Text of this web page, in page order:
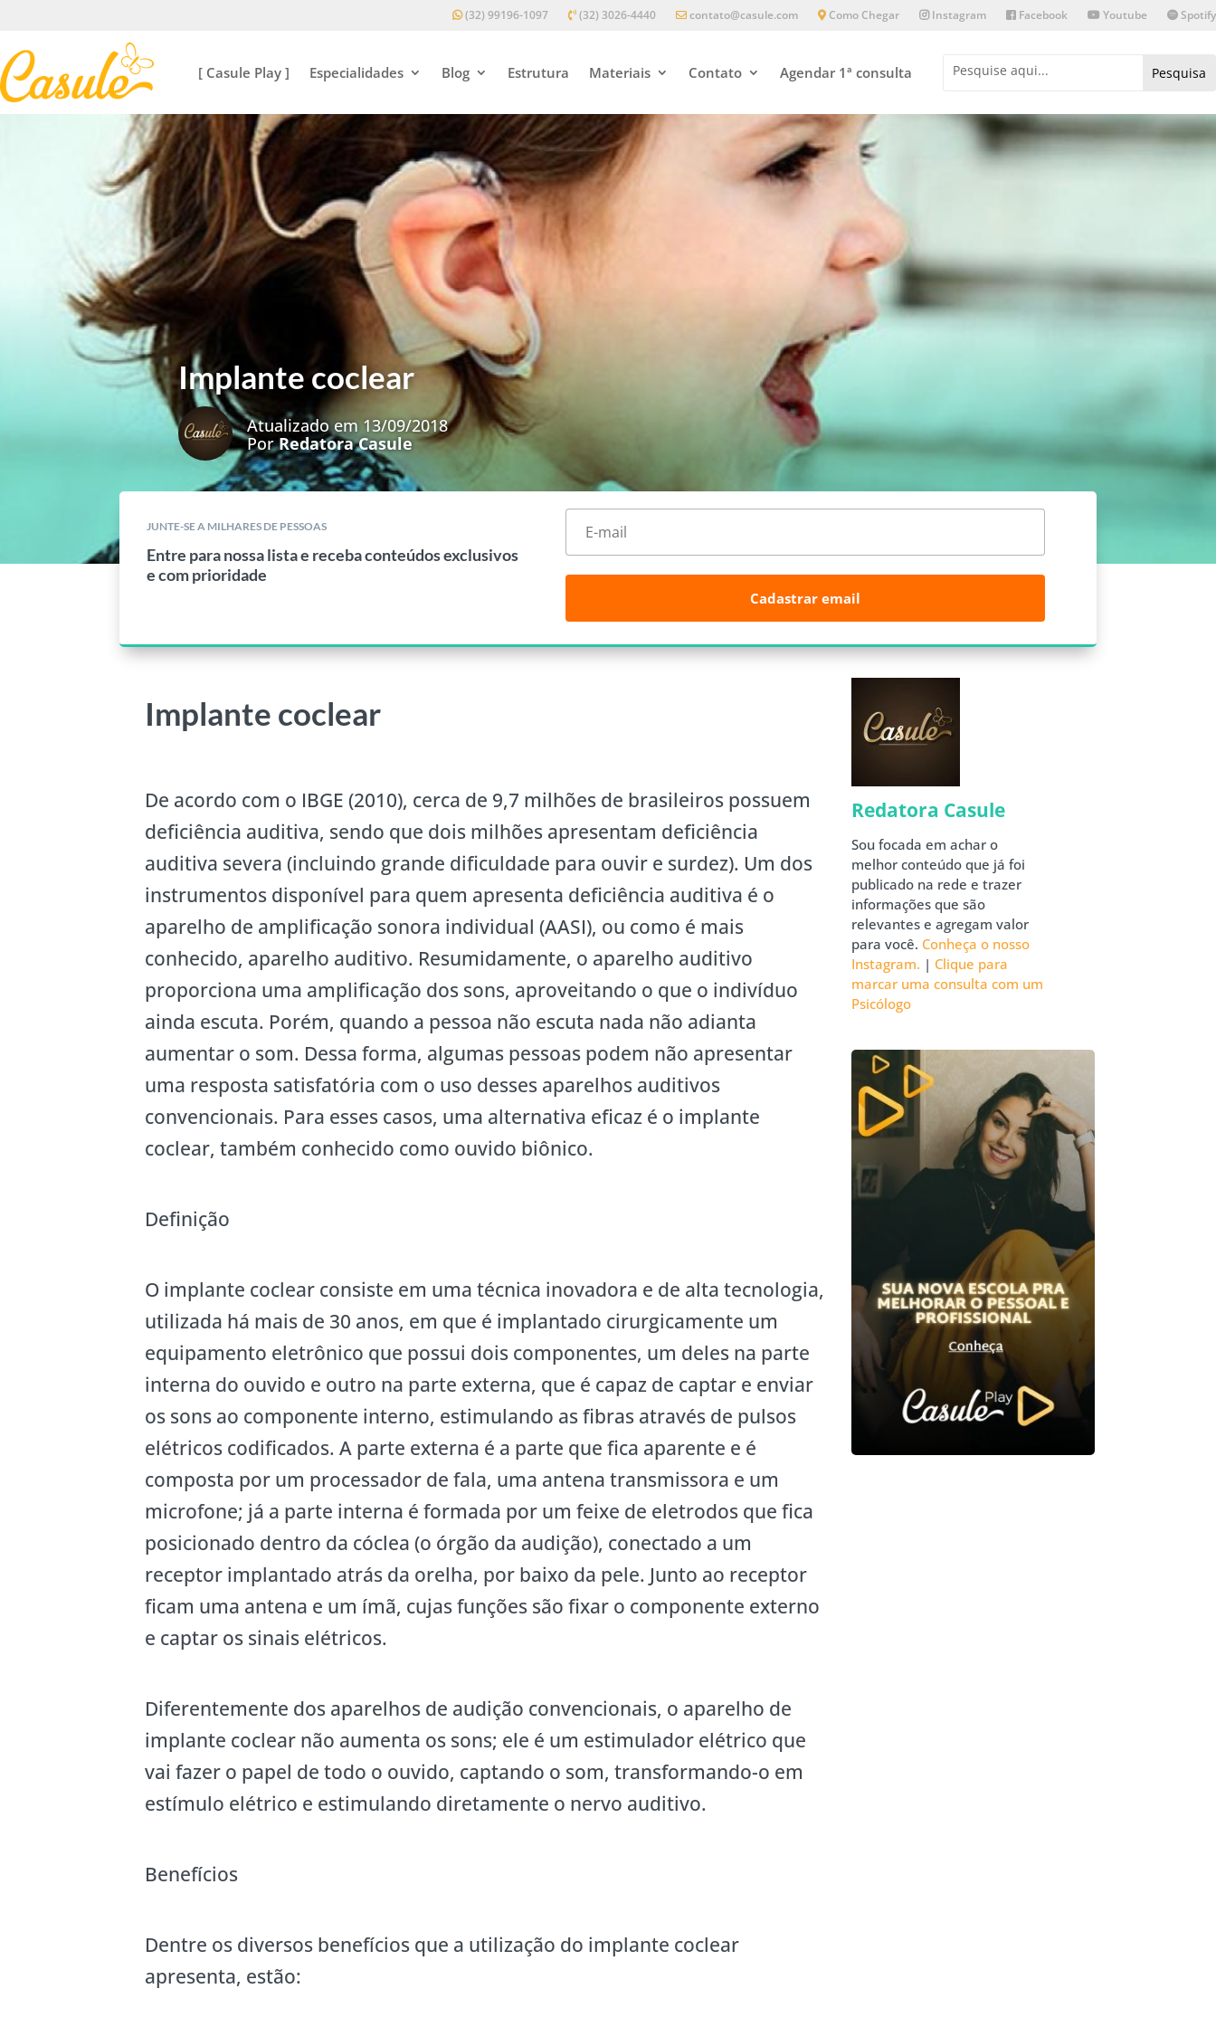
(32) 99196-1097 (32) 3026-4440 contato@casule.com Como Chegar Instagram Facebook Youtube Spotify
[ Casule Play ] Especialidades Blog Estrutura Materiais Contato Agendar 1ª consulta
Implante coclear
Atualizado em 13/09/2018
PorRedatora Casule
JUNTE-SE A MILHARES DE PESSOAS
Entre para nossa lista e receba conteúdos exclusivos
e com prioridade
Cadastrar email
Implante coclear
De acordo com o IBGE (2010), cerca de 9,7 milhões de brasileiros possuem
deficiência auditiva, sendo que dois milhões apresentam deficiência
auditiva severa (incluindo grande dificuldade para ouvir e surdez). Um dos
instrumentos disponível para quem apresenta deficiência auditiva é o
aparelho de amplificação sonora individual (AASI), ou como é mais
conhecido, aparelho auditivo. Resumidamente, o aparelho auditivo
proporciona uma amplificação dos sons, aproveitando o que o indivíduo
ainda escuta. Porém, quando a pessoa não escuta nada não adianta
aumentar o som. Dessa forma, algumas pessoas podem não apresentar
uma resposta satisfatória com o uso desses aparelhos auditivos
convencionais. Para esses casos, uma alternativa eficaz é o implante
coclear, também conhecido como ouvido biônico.
Definição
O implante coclear consiste em uma técnica inovadora e de alta tecnologia,
utilizada há mais de 30 anos, em que é implantado cirurgicamente um
equipamento eletrônico que possui dois componentes, um deles na parte
interna do ouvido e outro na parte externa, que é capaz de captar e enviar
os sons ao componente interno, estimulando as fibras através de pulsos
elétricos codificados. A parte externa é a parte que fica aparente e é
composta por um processador de fala, uma antena transmissora e um
microfone; já a parte interna é formada por um feixe de eletrodos que fica
posicionado dentro da cóclea (o órgão da audição), conectado a um
receptor implantado atrás da orelha, por baixo da pele. Junto ao receptor
ficam uma antena e um ímã, cujas funções são fixar o componente externo
e captar os sinais elétricos.
Diferentemente dos aparelhos de audição convencionais, o aparelho de
implante coclear não aumenta os sons; ele é um estimulador elétrico que
vai fazer o papel de todo o ouvido, captando o som, transformando-o em
estímulo elétrico e estimulando diretamente o nervo auditivo.
Benefícios
Dentre os diversos benefícios que a utilização do implante coclear
apresenta, estão:
Redatora Casule
Sou focada em achar o
melhor conteúdo que já foi
publicado na rede e trazer
informações que são
relevantes e agregam valor
para você. Conheça o nosso
Instagram. | Clique para
marcar uma consulta com um
Psicólogo